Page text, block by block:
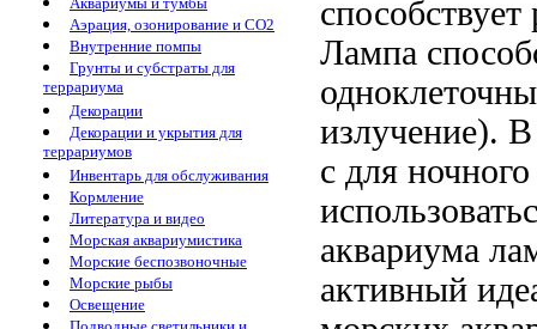
Аэрация, озонирование и CO2
Внутренние помпы
Грунты и субстраты для
террариума
Декорации
Декорации и укрытия для
террариумов
Инвентарь для обслуживания
Кормление
Литература и видео
Морская аквариумистика
Морские беспозвоночные
Морские рыбы
Освещение
Лампа
излучение).
с для
аквариума
активный